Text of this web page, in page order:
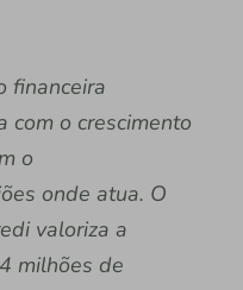
financeira
com o crescimento
o
onde atua. O
valoriza a
milhões de